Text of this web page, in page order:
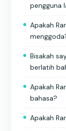
pengguna
Apakah
Bisakah
berlatih
Apakah
bahasa?
Apakah